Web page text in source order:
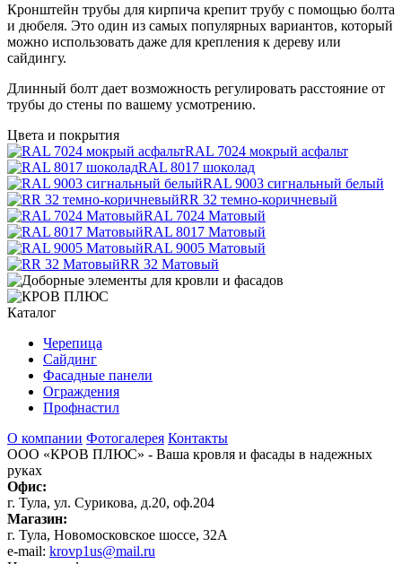
Кронштейн трубы для кирпича крепит трубу с помощью болта
и дюбеля. Это один из самых популярных вариантов, который
можно использовать даже для крепления к дереву или
сайдингу.
Длинный болт дает возможность регулировать расстояние от
трубы до стены по вашему усмотрению.
Цвета и покрытия
RAL 7024 мокрый асфальт
RAL 8017 шоколад
RAL 9003 сигнальный белый
RR 32 темно-коричневый
RAL 7024 Матовый
RAL 8017 Матовый
RAL 9005 Матовый
RR 32 Матовый
Каталог
Черепица
Сайдинг
Фасадные панели
Ограждения
Профнастил
О компании Фотогалерея Контакты
ООО «КРОВ ПЛЮС» - Ваша кровля и фасады в надежных
руках
Офис:
г. Тула, ул. Сурикова, д.20, оф.204
Магазин:
г. Тула, Новомосковское шоссе, 32А
e-mail: krovp1us@mail.ru